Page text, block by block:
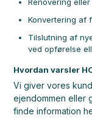
Konvertering af
Tilslutning af
ved opførelse
Hvordan varsler
Vi giver vores
ejendommen eller
finde information